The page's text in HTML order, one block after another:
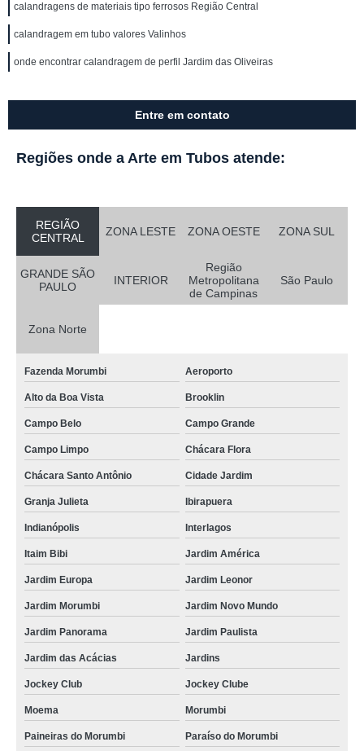
calandragens de materiais tipo ferrosos Região Central
calandragem em tubo valores Valinhos
onde encontrar calandragem de perfil Jardim das Oliveiras
Entre em contato
Regiões onde a Arte em Tubos atende:
REGIÃO
CENTRAL
ZONA LESTE ZONA OESTE ZONA SUL
GRANDE SÃO
PAULO
INTERIOR
Região
Metropolitana
de Campinas
São Paulo
Zona Norte
Fazenda Morumbi Aeroporto
Alto da Boa Vista Brooklin
Campo Belo Campo Grande
Campo Limpo Chácara Flora
Chácara Santo Antônio Cidade Jardim
Granja Julieta Ibirapuera
Indianópolis Interlagos
Itaim Bibi Jardim América
Jardim Europa Jardim Leonor
Jardim Morumbi Jardim Novo Mundo
Jardim Panorama Jardim Paulista
Jardim das Acácias Jardins
Jockey Club Jockey Clube
Moema Morumbi
Paineiras do Morumbi Paraíso do Morumbi